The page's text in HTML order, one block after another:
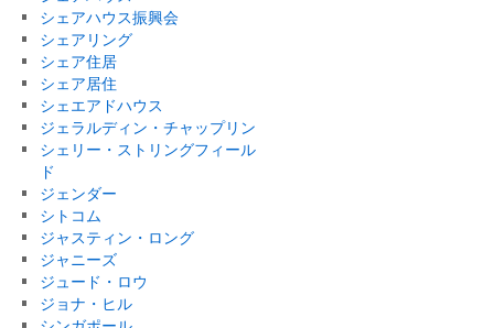
シェアハウス振興会
シェアリング
シェア住居
シェア居住
シェエアドハウス
ジェラルディン・チャップリン
シェリー・ストリングフィール
ド
ジェンダー
シトコム
ジャスティン・ロング
ジャニーズ
ジュード・ロウ
ジョナ・ヒル